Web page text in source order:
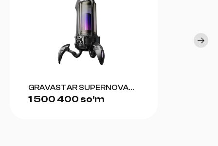
GRAVASTAR SUPERNOVA
BLUETOOTH SPEAKER
1 500 400 so'm